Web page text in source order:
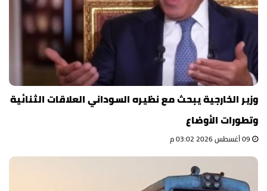
وزير الخارجية يبحث مع نظيره السوداني العلاقات الثنائية
وتطورات الأوضاع